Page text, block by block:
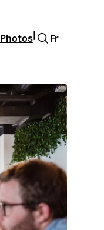
Photos
Rechercher
Fr